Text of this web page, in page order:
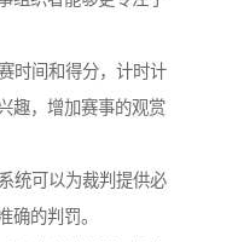
时间和得分，计时计
趣，增加赛事的观赏
统可以为裁判提供必
确的判罚。